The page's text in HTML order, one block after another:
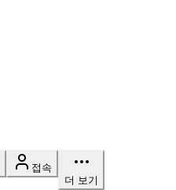
접속
더 보기